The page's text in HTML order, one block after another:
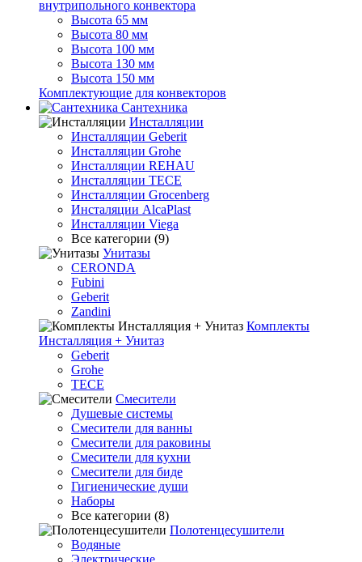
внутрипольного конвектора
Высота 65 мм
Высота 80 мм
Высота 100 мм
Высота 130 мм
Высота 150 мм
Комплектующие для конвекторов
Сантехника
Инсталляции
Инсталляции Geberit
Инсталляции Grohe
Инсталляции REHAU
Инсталляции TECE
Инсталляции Grocenberg
Инсталяции AlcaPlast
Инсталляции Viega
Все категории (9)
Унитазы
CERONDA
Fubini
Geberit
Zandini
Комплекты
Инсталляция + Унитаз
Geberit
Grohe
TECE
Смесители
Душевые системы
Смесители для ванны
Смесители для раковины
Смесители для кухни
Смесители для биде
Гигиенические души
Наборы
Все категории (8)
Полотенцесушители
Водяные
Электрические